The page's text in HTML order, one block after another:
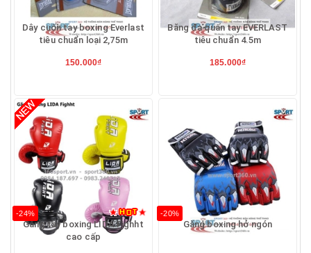
Dây cuốn tay boxing Everlast
tiêu chuẩn loại 2,75m
150.000₫
Băng đa quấn tay EVERLAST
tiêu chuẩn 4.5m
185.000₫
-24%
Găng tay boxing LIDA Fighht
cao cấp
-20%
Găng boxing hở ngón